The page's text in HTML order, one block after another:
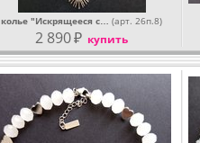
колье "Искрящееся с… (арт. 26п.8)
2 890₽ купить